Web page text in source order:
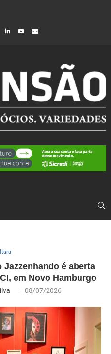
RS SÃO DESTAQUE EM
é aberta
em Novo Hamburgo
08/07/2026